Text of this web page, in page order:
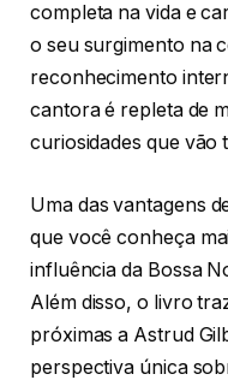
completa na vida e
o seu surgimento na
reconhecimento
cantora é repleta de
curiosidades que vão
Uma das vantagens
que você conheça
influência da Bossa
Além disso, o livro
próximas a Astrud
perspectiva única